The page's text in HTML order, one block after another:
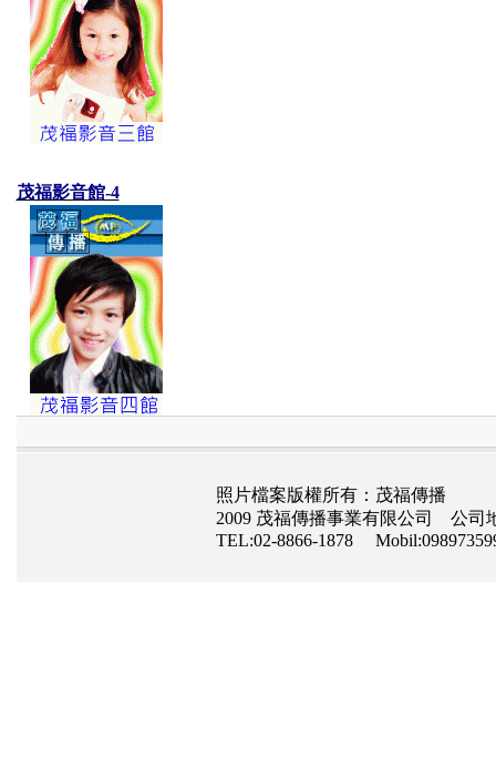
茂福影音館-4
照片檔案版權所有：茂福傳播
2009 茂福傳播事業有限公司 公司
TEL:02-8866-1878